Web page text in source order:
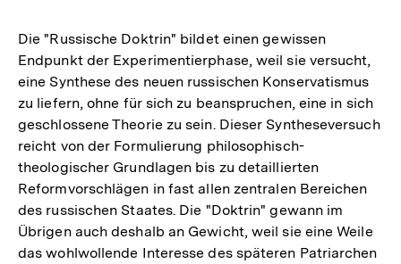
Die "Russische Doktrin" bildet einen gewissen
Endpunkt der Experimentierphase, weil sie versucht,
eine Synthese des neuen russischen Konservatismus
zu liefern, ohne für sich zu beanspruchen, eine in sich
geschlossene Theorie zu sein. Dieser Syntheseversuch
reicht von der Formulierung philosophisch-
theologischer Grundlagen bis zu detaillierten
Reformvorschlägen in fast allen zentralen Bereichen
des russischen Staates. Die "Doktrin" gewann im
Übrigen auch deshalb an Gewicht, weil sie eine Weile
das wohlwollende Interesse des späteren Patriarchen